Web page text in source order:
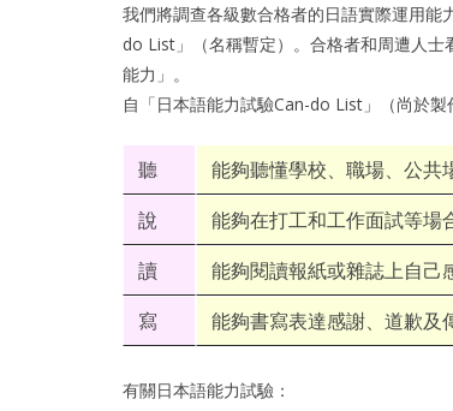
我們將調查各級數合格者的日語實際運用
do List」（名稱暫定）。合格者和周遭人
能力」。
自「日本語能力試驗Can-do List」（尚於製
聽
能夠聽懂學校、職場、公共
說
能夠在打工和工作面試等場
讀
能夠閱讀報紙或雜誌上自己
寫
能夠書寫表達感謝、道歉及
有關日本語能力試驗：